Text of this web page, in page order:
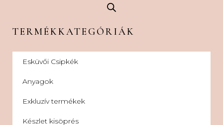
TERMÉKKATEGÓRIÁK
Esküvői Csipkék
Anyagok
Exkluzív termékek
Készlet kisöprés